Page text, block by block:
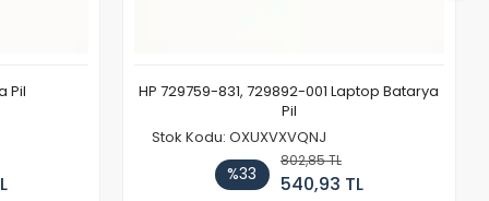
Pil
HP 729759-831, 729892-001 Laptop Batarya
Pil
Stok Kodu: OXUXVXVQNJ
%33
802,85 TL
540,93 TL